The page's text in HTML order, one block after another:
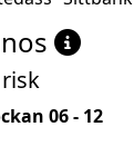
06 - 12